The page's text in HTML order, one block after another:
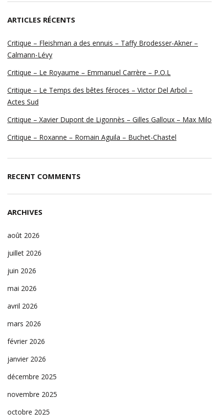
ARTICLES RÉCENTS
Critique – Fleishman a des ennuis – Taffy Brodesser-Akner –
Calmann-Lévy
Critique – Le Royaume – Emmanuel Carrère – P.O.L
Critique – Le Temps des bêtes féroces – Victor Del Arbol –
Actes Sud
Critique – Xavier Dupont de Ligonnès – Gilles Galloux – Max Milo
Critique – Roxanne – Romain Aguila – Buchet-Chastel
RECENT COMMENTS
ARCHIVES
août 2026
juillet 2026
juin 2026
mai 2026
avril 2026
mars 2026
février 2026
janvier 2026
décembre 2025
novembre 2025
octobre 2025